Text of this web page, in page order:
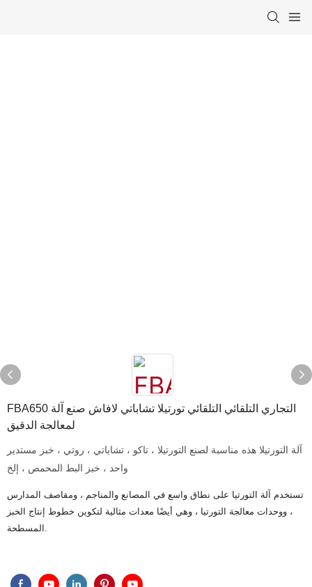
FBA650 التجاري التلقائي التلقائي تورتيلا تشاباتي لافاش صنع آلة
لمعالجة الدقيق
آلة التورتيلا هذه مناسبة لصنع التورتيلا ، تاكو ، تشاباتي ، روتي ، خبز مستدير
واحد ، خبز البط المحمص ، إلخ
تستخدم آلة التورتيا على نطاق واسع في المصانع والمناجم ، ومقاصف المدارس
، ووحدات معالجة التورتيا ، وهي أيضًا معدات مثالية لتكوين خطوط إنتاج الخبز
المسطحة.